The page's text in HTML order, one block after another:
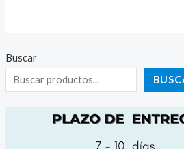
Buscar